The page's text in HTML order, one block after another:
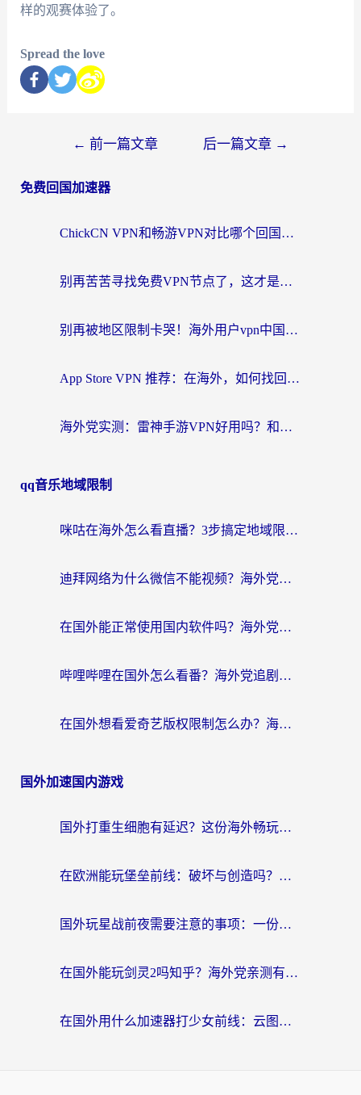
样的观赛体验了。
Spread the love
← 前一篇文章 后一篇文章 →
免费回国加速器
ChickCN VPN和畅游VPN对比哪个回国效果更好？海外党必看的回国加速器选择指南
别再苦苦寻找免费VPN节点了，这才是海外访问国内资源的正确姿势
别再被地区限制卡哭！海外用户vpn中国下载全攻略，无缝刷剧办公社交
App Store VPN 推荐：在海外，如何找回那扇回家的“任意门”？
海外党实测：雷神手游VPN好用吗？和闪电VPN对比哪个回国效果更好？附小众工具深度测评
qq音乐地域限制
咪咕在海外怎么看直播？3步搞定地域限制，还能畅看腾讯视频与国内热剧
迪拜网络为什么微信不能视频？海外党必看的回国加速全攻略
在国外能正常使用国内软件吗？海外党亲测有效的无缝访问指南
哔哩哔哩在国外怎么看番？海外党追剧看片的终极解决方案
在国外想看爱奇艺版权限制怎么办？海外华人必看的追剧自由指南
国外加速国内游戏
国外打重生细胞有延迟？这份海外畅玩国服游戏加速器终极指南请收好
在欧洲能玩堡垒前线：破坏与创造吗？海外党国服游戏不卡顿的秘密
国外玩星战前夜需要注意的事项：一份来自老玩家的网络生存指南
在国外能玩剑灵2吗知乎？海外党亲测有效的国服游戏加速指南
在国外用什么加速器打少女前线：云图计划不卡？一个老玩家的掏心分享